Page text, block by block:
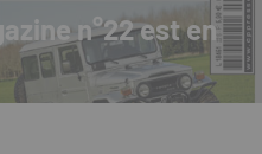
n°22 est en